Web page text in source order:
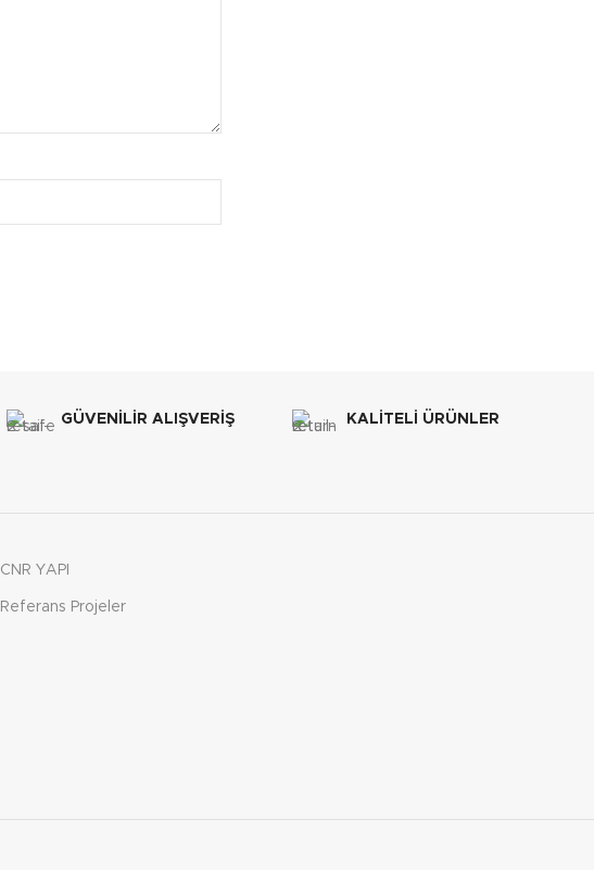
GÜVENİLİR ALIŞVERİŞ KALİTELİ ÜRÜNLER
CNR YAPI
Referans Projeler